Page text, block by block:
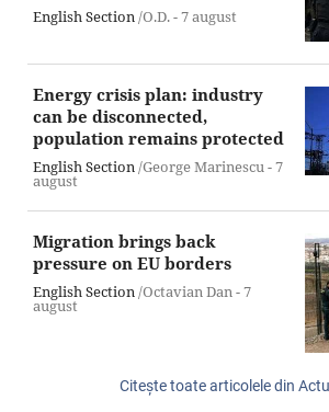
English Section /O.D. -7 august
Energy crisis plan: industry
can be disconnected,
population remains protected
English Section/George Marinescu -7
august
Migration brings back
pressure on EU borders
English Section/Octavian Dan -7
august
Citeşte toate articolele din